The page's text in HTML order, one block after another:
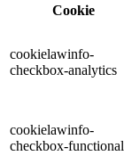
Cookie
cookielawinfo-
checkbox-analytics
cookielawinfo-
checkbox-functional